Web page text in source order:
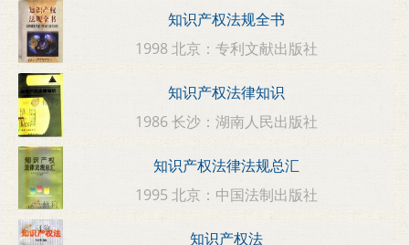
知识产权法规全书
1998 北京：专利文献出版社
知识产权法律知识
1986 长沙：湖南人民出版社
知识产权法律法规总汇
1995 北京：中国法制出版社
知识产权法